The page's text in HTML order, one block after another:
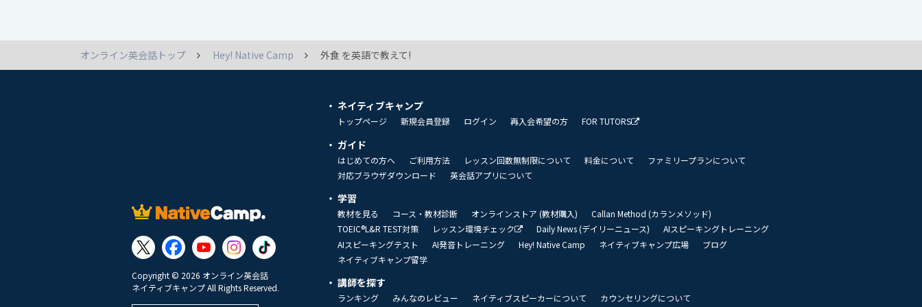
オンライン英会話トップ Hey! Native Camp 外食 を英語で教えて!
Copyright © 2026 オンライン英会話
ネイティブキャンプ All Rights Reserved.
ネイティブキャンプ
トップページ 新規会員登録 ログイン 再入会希望の方 FOR TUTORS
ガイド
はじめての方へ ご利用方法 レッスン回数無制限について 料金について
ファミリープランについて
対応ブラウザダウンロード
英会話アプリについて
学習
教材を見る コース・教材診断 オンラインストア (教材購入)
Callan Method (カランメソッド)
TOEIC®L&R TEST対策
レッスン環境チェック Daily News (デイリーニュース)
AIスピーキングトレーニング
AIスピーキングテスト
AI発音トレーニング Hey! Native Camp ネイティブキャンプ広場
ブログ
ネイティブキャンプ留学
講師を探す
ランキング みんなのレビュー ネイティブスピーカーについて カウンセリングについて